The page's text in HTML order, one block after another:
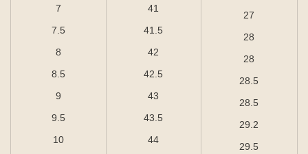
7
7.5
8
8.5
9
9.5
10
41
41.5
42
42.5
43
43.5
44
27
28
28
28.5
28.5
29.2
29.5